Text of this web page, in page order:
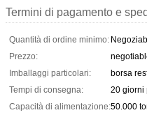
Termini di pagamento e
Quantità di ordine minimo:
Prezzo:
Imballaggi particolari:
borsa
Tempi di consegna:
20 giorni
Capacità di alimentazione:50.000